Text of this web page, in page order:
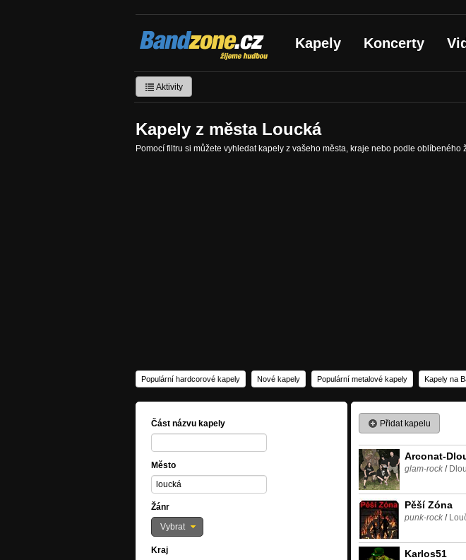
Bandzone.cz
žijeme hudbou Kapely Koncerty
Aktivity
Kapely z města Loucká
Pomocí filtru si můžete vyhledat kapely z vašeho města, kraje nebo podle
Populární hardcorové kapely Nové kapely Populární metalové kapely Kapely na
Část názvu kapely
Město
Žánr
Vybrat
Kraj
Přidat kapelu
Arconat-
glam-rock /
Pěší Zóna
punk-rock /
Karlos51